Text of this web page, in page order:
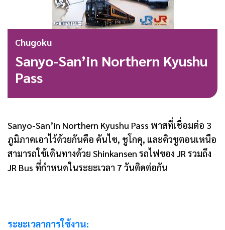
Chugoku
Sanyo-San’in Northern Kyushu
Pass
Sanyo-San’in Northern Kyushu Pass พาสที่เชื่อมต่อ 3
ภูมิภาคเอาไว้ด้วยกันคือ คันไซ, ชูโกคุ, และคิวชูตอนเหนือ
สามารถใช้เดินทางด้วย Shinkansen รถไฟของ JR รวมถึง
JR Bus ที่กำหนดในระยะเวลา 7 วันติดต่อกัน
ระยะเวลาการใช้งาน: